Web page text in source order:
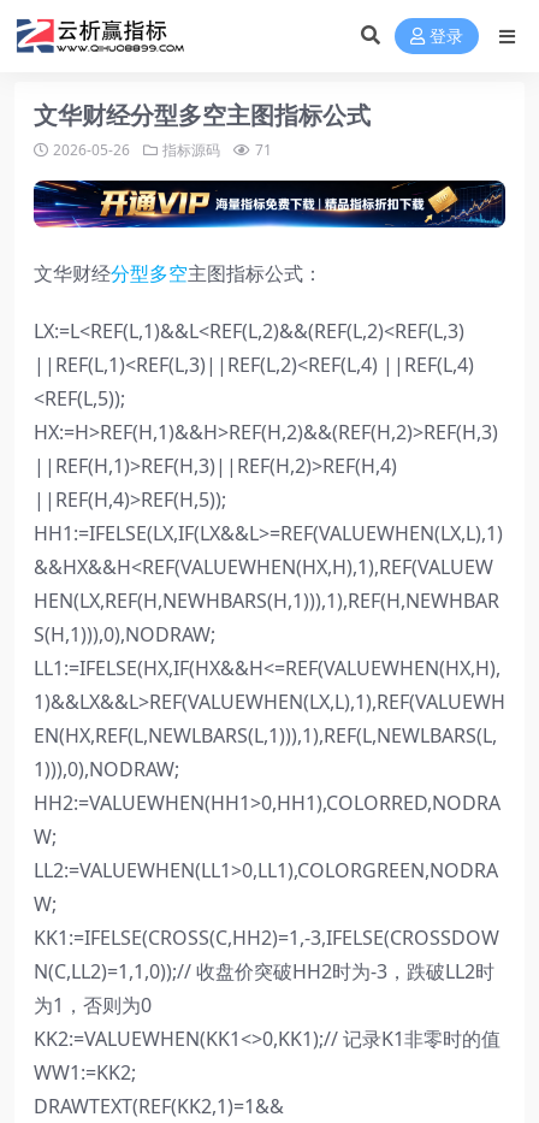
登录
文华财经分型多空主图指标公式
2026-05-26 指标源码 71
文华财经分型多空主图指标公式：
LX:=L<REF(L,1)&&L<REF(L,2)&&(REF(L,2)<REF(L,3)
||REF(L,1)<REF(L,3)||REF(L,2)<REF(L,4) ||REF(L,4)
<REF(L,5));
HX:=H>REF(H,1)&&H>REF(H,2)&&(REF(H,2)>REF(H,3)
||REF(H,1)>REF(H,3)||REF(H,2)>REF(H,4)
||REF(H,4)>REF(H,5));
HH1:=IFELSE(LX,IF(LX&&L>=REF(VALUEWHEN(LX,L),1)
&&HX&&H<REF(VALUEWHEN(HX,H),1),REF(VALUEW
HEN(LX,REF(H,NEWHBARS(H,1))),1),REF(H,NEWHBAR
S(H,1))),0),NODRAW;
LL1:=IFELSE(HX,IF(HX&&H<=REF(VALUEWHEN(HX,H),
1)&&LX&&L>REF(VALUEWHEN(LX,L),1),REF(VALUEWH
EN(HX,REF(L,NEWLBARS(L,1))),1),REF(L,NEWLBARS(L,
1))),0),NODRAW;
HH2:=VALUEWHEN(HH1>0,HH1),COLORRED,NODRA
W;
LL2:=VALUEWHEN(LL1>0,LL1),COLORGREEN,NODRA
W;
KK1:=IFELSE(CROSS(C,HH2)=1,-3,IFELSE(CROSSDOW
N(C,LL2)=1,1,0));// 收盘价突破HH2时为-3，跌破LL2时
为1，否则为0
KK2:=VALUEWHEN(KK1<>0,KK1);// 记录K1非零时的值
WW1:=KK2;
DRAWTEXT(REF(KK2,1)=1&&